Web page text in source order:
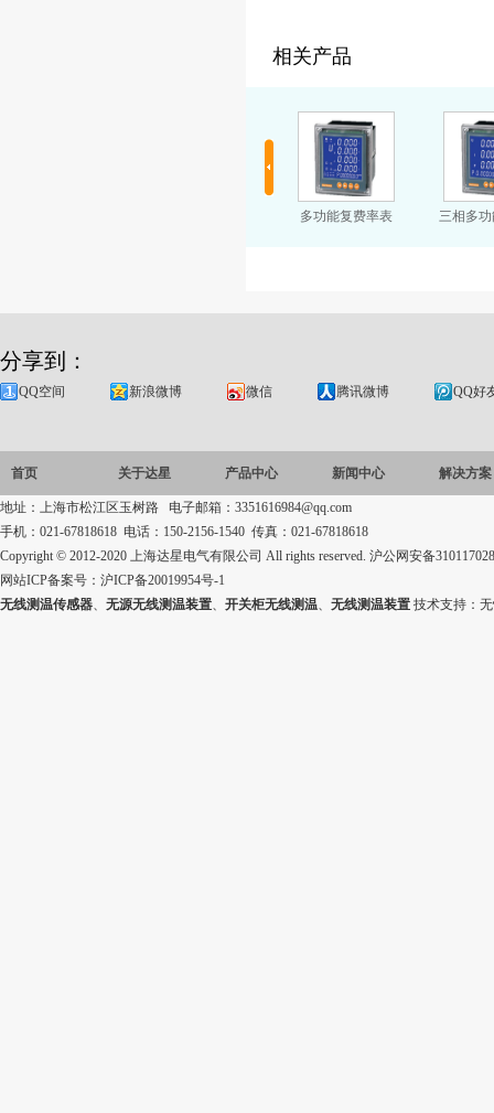
相关产品
多功能复费率表 三相多
分享到：
QQ空间 新浪微博 微信 腾讯微博 QQ好
首页 关于达星 产品中心 新闻中心 解决方案
地址：上海市松江区玉树路 电子邮箱：3351616984@qq.com
手机：021-67818618 电话：150-2156-1540 传真：021-67818618
Copyright © 2012-2020 上海达星电气有限公司 All rights reserved. 沪公网安备
网站ICP备案号： 沪ICP备20019954号-1
无线测温传感器、 无源无线测温装置、 开关柜无线测温、 无线测温装置 技术支持：